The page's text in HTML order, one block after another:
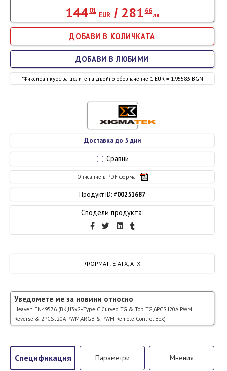
ФОРМАТ: E-ATX, ATX
Сравни
Описание в PDF формат
Продукт ID: #00251687
Сподели продукта:
Доставка до 5 дни
144 01
EUR/ 281 66
лв
*Фиксиран курс за целите на двойно обозначение 1 EUR = 1.95583 BGN
ДОБАВИ В ЛЮБИМИ
Уведомете ме за новини относно
Heaven EN49576 (BK,U3x2+Type C,Curved TG & Top TG,6PCS J20A PWM
Reverse & 2PCS J20A PWM,ARGB & PWM Remote Control Box)
Спецификация Параметри Мнения